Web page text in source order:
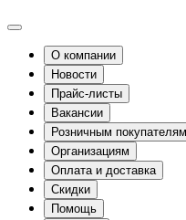
О компании
Новости
Прайс-листы
Вакансии
Розничным покупателям
Организациям
Оплата и доставка
Скидки
Помощь